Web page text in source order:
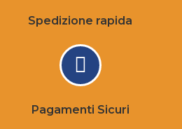
Spedizione rapida
Pagamenti Sicuri